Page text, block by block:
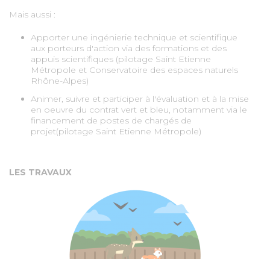
Mais aussi :
Apporter une ingénierie technique et scientifique
aux porteurs d'action via des formations et des
appuis scientifiques (pilotage Saint Etienne
Métropole et Conservatoire des espaces naturels
Rhône-Alpes)
Animer, suivre et participer à l'évaluation et à la mise
en oeuvre du contrat vert et bleu, notamment via le
financement de postes de chargés de
projet(pilotage Saint Etienne Métropole)
LES TRAVAUX